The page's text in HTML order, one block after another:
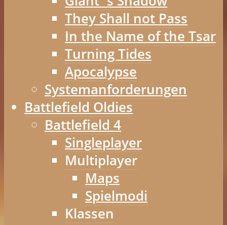
They Shall not Pass
In the Name of the Tsar
Turning Tides
Apocalypse
Systemanforderungen
Battlefield Oldies
Battlefield 4
Singleplayer
Multiplayer
Maps
Spielmodi
Klassen